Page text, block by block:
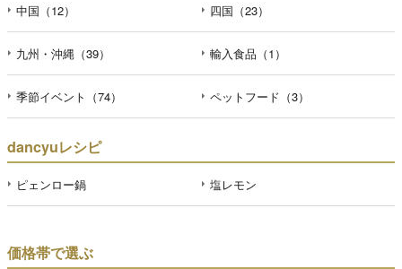
中国（12） 四国（23）
九州・沖縄（39） 輸入食品（1）
季節イベント（74） ペットフード（3）
dancyuレシピ
ピェンロー鍋 塩レモン
価格帯で選ぶ